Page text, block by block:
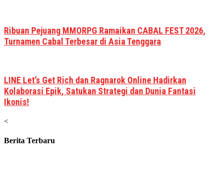
Ribuan Pejuang MMORPG Ramaikan CABAL FEST 2026,
Turnamen Cabal Terbesar di Asia Tenggara
LINE Let’s Get Rich dan Ragnarok Online Hadirkan
Kolaborasi Epik, Satukan Strategi dan Dunia Fantasi
Ikonis!
<
Berita Terbaru